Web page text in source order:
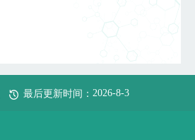
最后更新时间： 2026-8-3